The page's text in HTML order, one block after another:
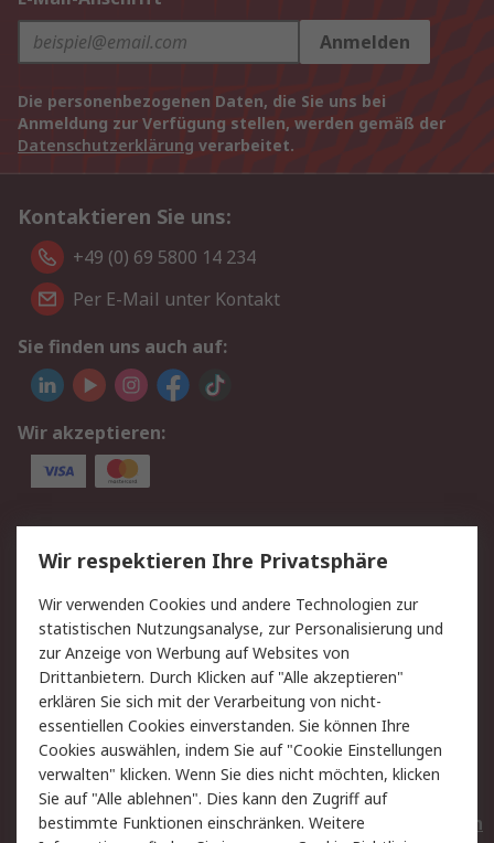
Anmelden
Die personenbezogenen Daten, die Sie uns bei
Anmeldung zur Verfügung stellen, werden gemäß der
Datenschutzerklärung verarbeitet.
Kontaktieren Sie uns:
+49 (0) 69 5800 14 234
Per E-Mail unter Kontakt
Sie finden uns auch auf:
Wir akzeptieren:
Service
Value Added Services
Lieferlösungen
Rücksendungen
Kontakt
Hilfe
Privatkunden
Rechtliches
AGB
Datenschutz
Cookie-Richtlinie
Zahlungsbedingungen
Copyright/Impressum
Entsorgung
Elektrogeräte/Batterien
Wir respektieren Ihre Privatsphäre
Wir verwenden Cookies und andere Technologien zur
statistischen Nutzungsanalyse, zur Personalisierung und
zur Anzeige von Werbung auf Websites von
Drittanbietern. Durch Klicken auf "Alle akzeptieren"
erklären Sie sich mit der Verarbeitung von nicht-
essentiellen Cookies einverstanden. Sie können Ihre
Cookies auswählen, indem Sie auf "Cookie Einstellungen
verwalten" klicken. Wenn Sie dies nicht möchten, klicken
Sie auf "Alle ablehnen". Dies kann den Zugriff auf
bestimmte Funktionen einschränken. Weitere